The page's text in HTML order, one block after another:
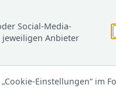
Social-Media-
Anbieter
Einstellungen“ im